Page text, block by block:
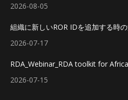
2026-08-05
組織に新しいROR IDを追加する時
2026-07-17
RDA_Webinar_RDA toolkit for
2026-07-15